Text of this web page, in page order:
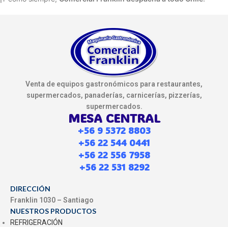
Venta de equipos gastronómicos para restaurantes,
supermercados, panaderías, carnicerías, pizzerías,
supermercados.
MESA CENTRAL
+56 9 5372 8803
+56 22 544 0441
+56 22 556 7958
+56 22 531 8292
DIRECCIÓN
Franklin 1030 – Santiago
NUESTROS PRODUCTOS
REFRIGERACIÓN